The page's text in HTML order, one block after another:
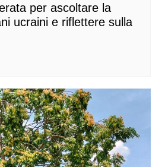
per ascoltare la
ucraini e riflettere sulla